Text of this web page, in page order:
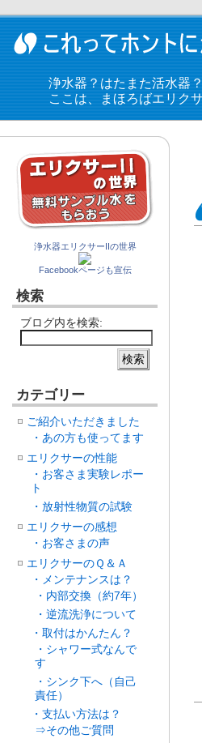
浄水器？はたまた活水器
ここは、まほろばエリク
浄水器エリクサーIIの世界
Facebookページも宣伝
検索
ブログ内を検索:
カテゴリー
ご紹介いただきました
・あの方も使ってます
エリクサーの性能
・お客さま実験レポー
ト
・放射性物質の試験
エリクサーの感想
・お客さまの声
エリクサーのＱ＆Ａ
・メンテナンスは？
・内部交換（約7年）
・逆流洗浄について
・取付はかんたん？
・シャワー式なんで
す
・シンク下へ（自己
責任）
・支払い方法は？
⇒その他ご質問